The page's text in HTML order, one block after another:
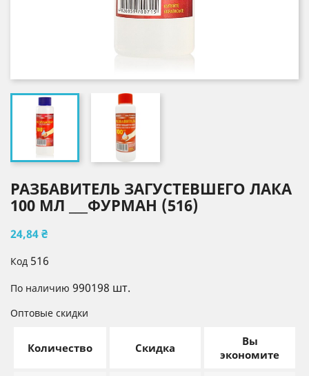
РАЗБАВИТЕЛЬ ЗАГУСТЕВШЕГО ЛАКА
100 МЛ ___ФУРМАН (516)
24,84 ₴
Код 516
По наличию 990198 шт.
Оптовые скидки
Количество Скидка
Вы
экономите